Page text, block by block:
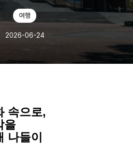
여행
2026-06-24
속으로,
을
나들이